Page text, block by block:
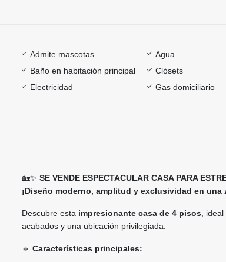
Admite mascotas Agua
Baño en habitación principal
Clósets
Electricidad
Gas domiciliario
🏡✨ SE VENDE ESPECTACULAR CASA PARA
¡Diseño moderno, amplitud y exclusividad en una
Descubre esta impresionante casa de 4 pisos ,
acabados y una ubicación privilegiada.
🔹 Características principales: